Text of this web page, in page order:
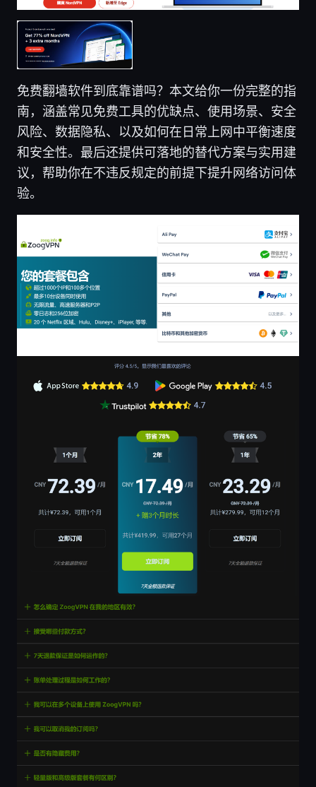
免费翻墙软件到底靠谱吗？本文给你一份完整的指
南，涵盖常见免费工具的优缺点、使用场景、安全
风险、数据隐私、以及如何在日常上网中平衡速度
和安全性。最后还提供可落地的替代方案与实用建
议，帮助你在不违反规定的前提下提升网络访问体
验。